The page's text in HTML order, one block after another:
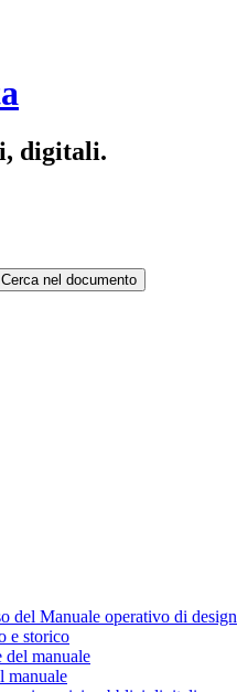
digitali.
Cerca nel documento
del Manuale operativo di design
e storico
del manuale
manuale